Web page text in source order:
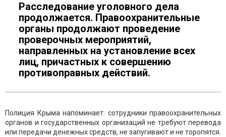
Расследование уголовного дела
продолжается. Правоохранительные
органы продолжают проведение
проверочных мероприятий,
направленных на установление всех
лиц, причастных к совершению
противоправных действий.
Полиция Крыма напоминает: сотрудники правоохранительных
органов и государственных организаций не требуют перевода
или передачи денежных средств, не запугивают и не торопятся.